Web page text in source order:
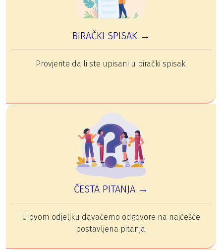
BIRAČKI SPISAK →
Provjerite da li ste upisani u birački spisak.
ČESTA PITANJA →
U ovom odjeljku davaćemo odgovore na najčešće
postavljena pitanja.